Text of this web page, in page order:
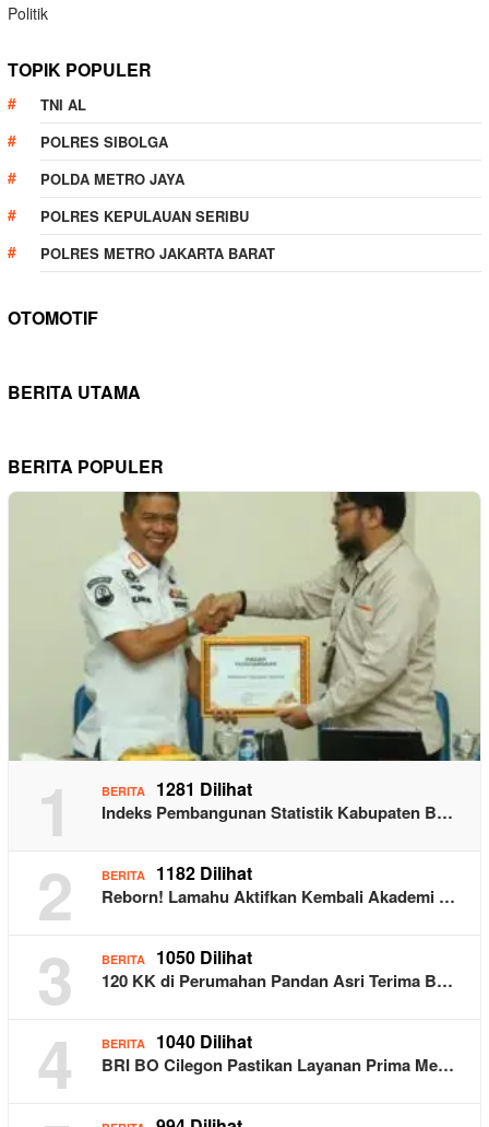
Politik
TOPIK POPULER
TNI AL
POLRES SIBOLGA
POLDA METRO JAYA
POLRES KEPULAUAN SERIBU
POLRES METRO JAKARTA BARAT
OTOMOTIF
BERITA UTAMA
BERITA POPULER
1 BERITA 1281 Dilihat
Indeks Pembangunan Statistik Kabupaten B…
2 BERITA 1182 Dilihat
Reborn! Lamahu Aktifkan Kembali Akademi …
3 BERITA 1050 Dilihat
120 KK di Perumahan Pandan Asri Terima B…
4 BERITA 1040 Dilihat
BRI BO Cilegon Pastikan Layanan Prima Me…